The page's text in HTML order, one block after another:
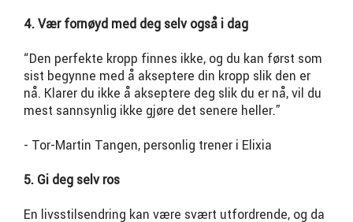
4. Vær fornøyd med deg selv også i dag
“Den perfekte kropp finnes ikke, og du kan først som
sist begynne med å akseptere din kropp slik den er
nå. Klarer du ikke å akseptere deg slik du er nå, vil du
mest sannsynlig ikke gjøre det senere heller.”
- Tor-Martin Tangen, personlig trener i Elixia
5. Gi deg selv ros
En livsstilsendring kan være svært utfordrende, og da